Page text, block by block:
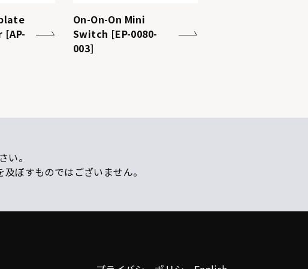
On-On-On Mini
Switch [EP-0080-
003]
。
ぼすものではございません。